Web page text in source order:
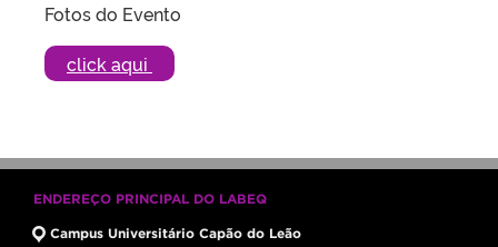
Fotos do Evento
click aqui
ENDEREÇO PRINCIPAL DO LABEQ
Campus Universitário Capão do Leão